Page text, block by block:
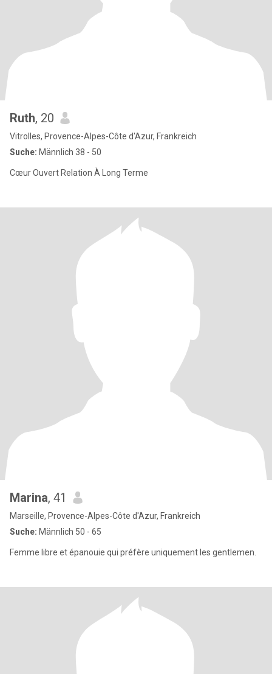
Ruth, 20
Vitrolles, Provence-Alpes-Côte d'Azur, Frankreich
Suche: Männlich 38 - 50
Cœur Ouvert Relation À Long Terme
Marina, 41
Marseille, Provence-Alpes-Côte d'Azur, Frankreich
Suche: Männlich 50 - 65
Femme libre et épanouie qui préfère uniquement les gentlemen.